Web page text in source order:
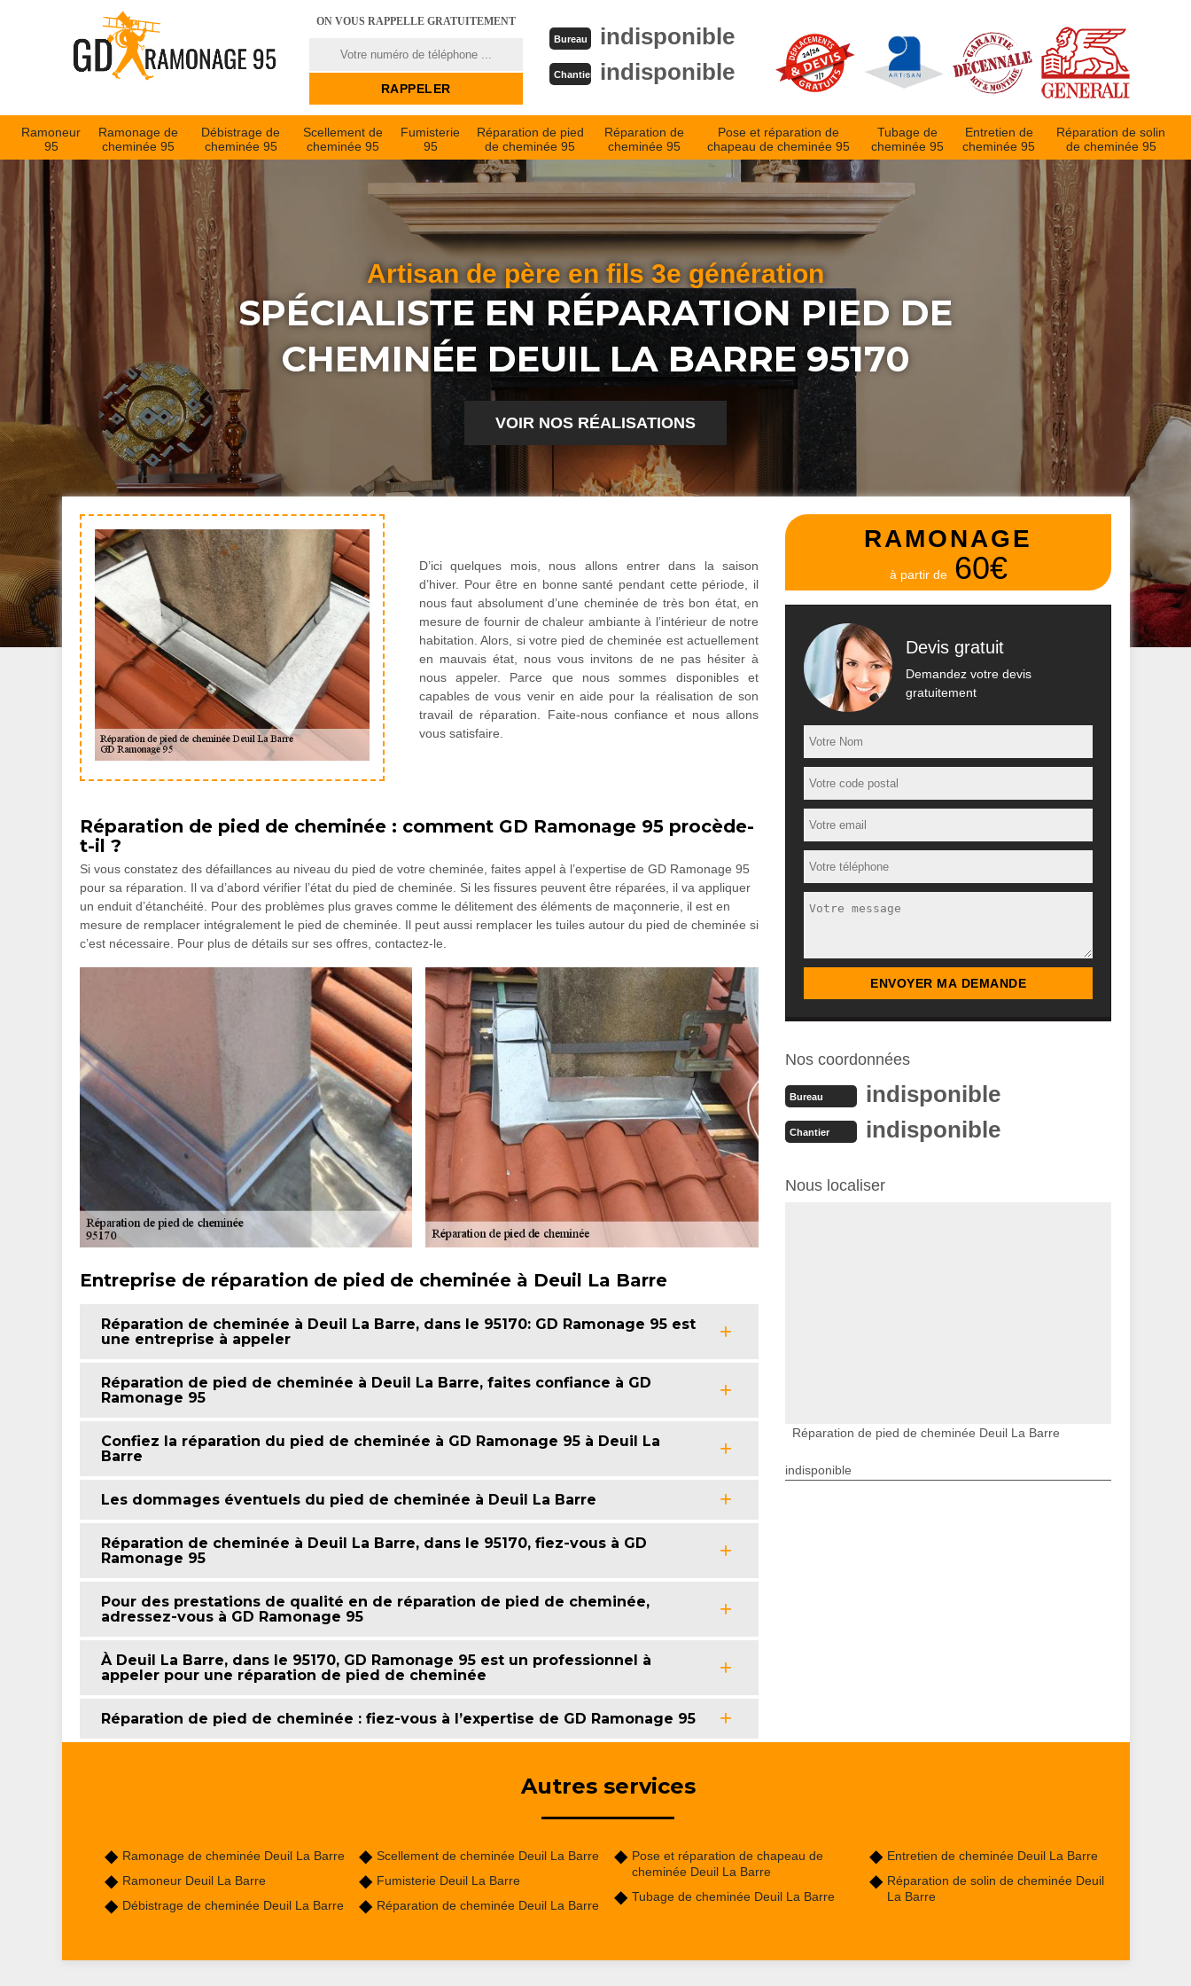
ON VOUS RAPPELLE GRATUITEMENT
Bureau indisponible
Chantier indisponible
Ramoneur
95
Ramonage de
cheminée 95
Débistrage de
cheminée 95
Scellement de
cheminée 95
Fumisterie
95
Réparation de pied
de cheminée 95
Réparation de
cheminée 95
Pose et réparation de
chapeau de cheminée 95
Tubage de
cheminée 95
Entretien de
cheminée 95
Réparation de solin
de cheminée 95
Artisan de père en fils 3e génération
SPÉCIALISTE EN RÉPARATION PIED DE
CHEMINÉE DEUIL LA BARRE 95170
VOIR NOS RÉALISATIONS
D’ici quelques mois, nous allons entrer dans la saison
d’hiver. Pour être en bonne santé pendant cette période, il
nous faut absolument d’une cheminée de très bon état, en
mesure de fournir de chaleur ambiante à l’intérieur de notre
habitation. Alors, si votre pied de cheminée est actuellement
en mauvais état, nous vous invitons de ne pas hésiter à
nous appeler. Parce que nous sommes disponibles et
capables de vous venir en aide pour la réalisation de son
travail de réparation. Faite-nous confiance et nous allons
vous satisfaire.
Réparation de pied de cheminée : comment GD Ramonage 95 procède-
t-il ?
Si vous constatez des défaillances au niveau du pied de votre cheminée, faites appel à l’expertise de GD Ramonage 95
pour sa réparation. Il va d’abord vérifier l’état du pied de cheminée. Si les fissures peuvent être réparées, il va appliquer
un enduit d’étanchéité. Pour des problèmes plus graves comme le délitement des éléments de maçonnerie, il est en
mesure de remplacer intégralement le pied de cheminée. Il peut aussi remplacer les tuiles autour du pied de cheminée si
c’est nécessaire. Pour plus de détails sur ses offres, contactez-le.
Entreprise de réparation de pied de cheminée à Deuil La Barre
Réparation de cheminée à Deuil La Barre, dans le 95170: GD Ramonage 95 est
une entreprise à appeler
Réparation de pied de cheminée à Deuil La Barre, faites confiance à GD
Ramonage 95
Confiez la réparation du pied de cheminée à GD Ramonage 95 à Deuil La
Barre
Les dommages éventuels du pied de cheminée à Deuil La Barre
Réparation de cheminée à Deuil La Barre, dans le 95170, fiez-vous à GD
Ramonage 95
Pour des prestations de qualité en de réparation de pied de cheminée,
adressez-vous à GD Ramonage 95
À Deuil La Barre, dans le 95170, GD Ramonage 95 est un professionnel à
appeler pour une réparation de pied de cheminée
Réparation de pied de cheminée : fiez-vous à l’expertise de GD Ramonage 95
RAMONAGE
à partir de 60€
Devis gratuit
Demandez votre devis
gratuitement
Nos coordonnées
Bureau indisponible
Chantier indisponible
Nous localiser
Réparation de pied de cheminée Deuil La Barre
indisponible
Autres services
Ramonage de cheminée Deuil La Barre
Ramoneur Deuil La Barre
Débistrage de cheminée Deuil La Barre
Scellement de cheminée Deuil La Barre
Fumisterie Deuil La Barre
Réparation de cheminée Deuil La Barre
Pose et réparation de chapeau de
cheminée Deuil La Barre
Tubage de cheminée Deuil La Barre
Entretien de cheminée Deuil La Barre
Réparation de solin de cheminée Deuil
La Barre